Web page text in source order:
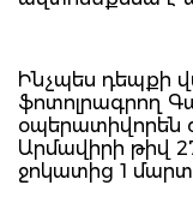
Ինչպես դեպքի
ֆոտոլրագրող
օպերատիվորեն
Արմավիրի թիվ
ջոկատից 1